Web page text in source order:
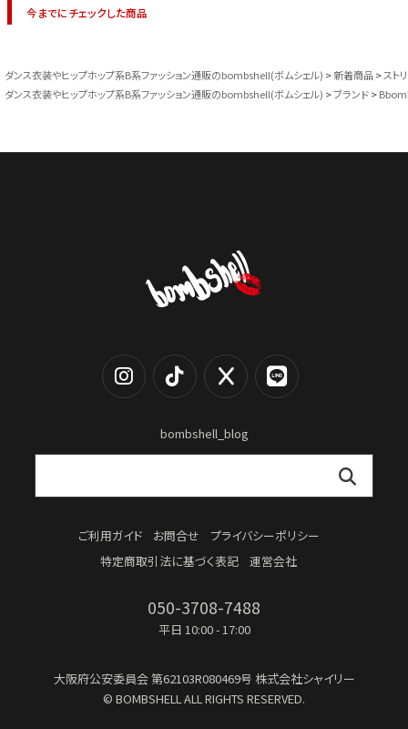
今までにチェックした商品
ダンス衣装やヒップホップ系B系ファッション通販のbombshell(ボムシェル) 新着商品
スト
ダンス衣装やヒップホップ系B系ファッション通販のbombshell(ボムシェル)
ブランド
bombshell_blog
ご利用ガイド お問合せ
プライバシーポリシー
特定商取引法に基づく表記
運営会社
050-3708-7488
平日 10:00 - 17:00
大阪府公安委員会第62103R080469号 株式会社シャイリー
© BOMBSHELL ALL RIGHTS RESERVED.